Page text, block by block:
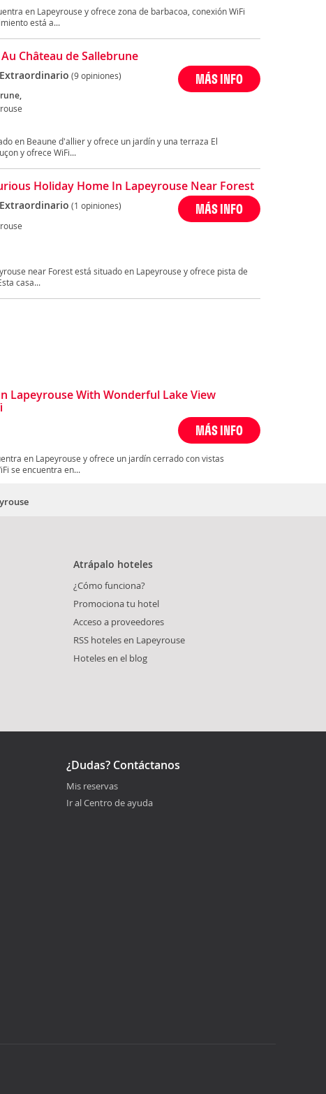
en Lapeyrouse y ofrece zona de barbacoa, conexión WiFi
está a...
Château de Sallebrune
Extraordinario (9 opiniones) MÁS INFO
en Beaune d'allier y ofrece un jardín y una terraza El
y ofrece WiFi...
Holiday Home In Lapeyrouse Near Forest
Extraordinario (1 opiniones)
MÁS INFO
near Forest está situado en Lapeyrouse y ofrece pista de
casa...
Lapeyrouse With Wonderful Lake View
MÁS INFO
en Lapeyrouse y ofrece un jardín cerrado con vistas
se encuentra en...
Atrápalo hoteles
¿Cómo funciona?
Promociona tu hotel
Acceso a proveedores
RSS hoteles en Lapeyrouse
Hoteles en el blog
¿Dudas? Contáctanos
Mis reservas
Ir al Centro de ayuda